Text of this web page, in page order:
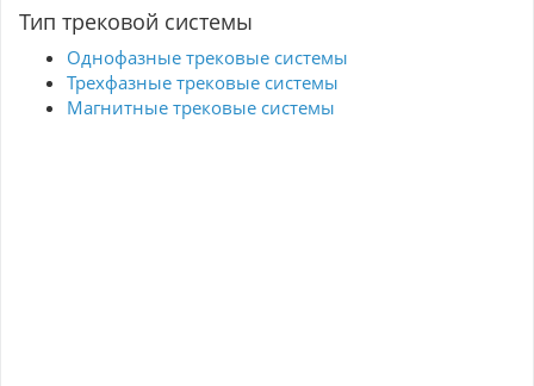
Тип трековой системы
Однофазные трековые системы
Трехфазные трековые системы
Магнитные трековые системы